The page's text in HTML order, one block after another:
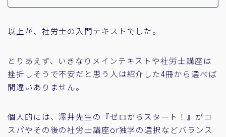
以上が、社労士の入門テキストでした。
とりあえず、いきなりメインテキストや社労士講座は
挫折しそうで不安だと思う人は紹介した4冊から選べば
間違いありません。
個人的には、澤井先生の『ゼロからスタート！』がコ
スパやその後の社労士講座or独学の選択などバランス